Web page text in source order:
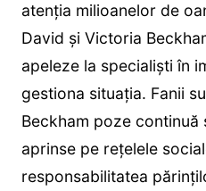
atenția milioanelor de
David și Victoria
apeleze la specialiști în
gestiona situația. Fanii
Beckham poze
aprinse pe rețelele
responsabilitatea